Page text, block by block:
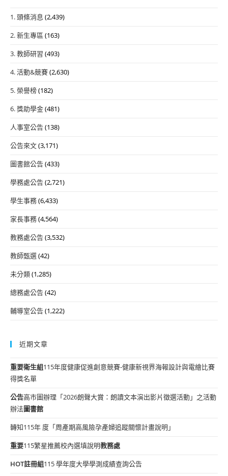
1. 頭條消息 (2,439)
2. 新生專區 (163)
3. 教師研習 (493)
4. 活動&競賽(2,630)
5. 榮譽榜(182)
6. 獎助學金(481)
人事室公告(138)
公告來文(3,171)
圖書館公告(433)
學務處公告(2,721)
學生事務(6,433)
家長事務(4,564)
教務處公告(3,532)
教師甄選(42)
未分類(1,285)
總務處公告(42)
輔導室公告(1,222)
近期文章
重要衛生組115年度健康促進創意競賽-健康新視界海報設計與電繪比賽
得獎名單
公告高市圖辦理「2026朗聲大賞：朗讀文本演出影片徵選活動」之活動
辦法圖書館
轉知115年 度「周產期高風險孕產婦追蹤關懷計畫說明」
重要115繁星推薦校內選填說明教務處
HOT註冊組115 學年度大學學測成績查詢公告